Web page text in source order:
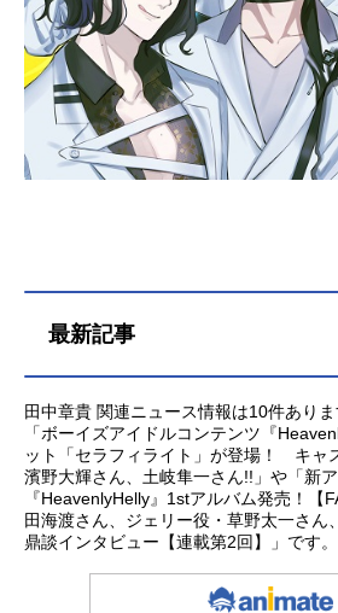
最新記事
田中章貴 関連ニュース情報は10件あり
「ボーイズアイドルコンテンツ『
ット「セラフィライト」が登場！ キャ
濱野大輝さん、土岐隼一さん!!」や「新
『HeavenlyHelly』1stアルバム発売！【
田海渡さん、ジェリー役・草野太一さん
鼎談インタビュー【連載第2回】」です。